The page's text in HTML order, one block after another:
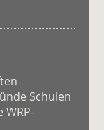
Schulen